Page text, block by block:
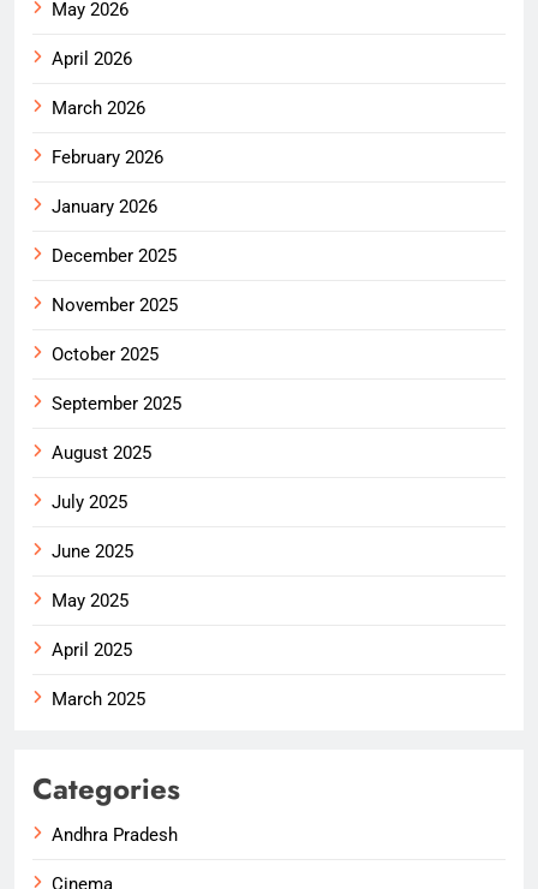
May 2026
April 2026
March 2026
February 2026
January 2026
December 2025
November 2025
October 2025
September 2025
August 2025
July 2025
June 2025
May 2025
April 2025
March 2025
Categories
Andhra Pradesh
Cinema